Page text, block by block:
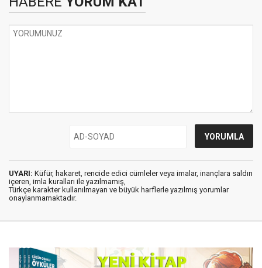
UYARI: Küfür, hakaret, rencide edici cümleler veya imalar, inançlara saldırı
içeren, imla kuralları ile yazılmamış,
Türkçe karakter kullanılmayan ve büyük harflerle yazılmış yorumlar
onaylanmamaktadır.